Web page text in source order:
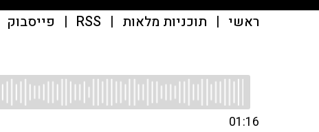
ראשי | תוכניות מלאות |
RSS
| פייסבוק
01:16